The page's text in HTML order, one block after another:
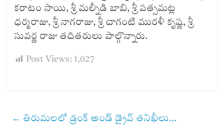
కరాటం సాయి, శ్రీ మల్నీడి బాబి, శ్రీ పత్సమట్ల
ధర్మరాజు, శ్రీ నాగరాజు, శ్రీ చాగంటి మురళీ కృష్ణ, శ్రీ
సువర్ణ రాజు తదితరులు పాల్గొన్నారు.
Post Views: 1,027
← తిరుమలలో డ్రంక్ అండ్ డ్రైవ్ తనిఖీలు…